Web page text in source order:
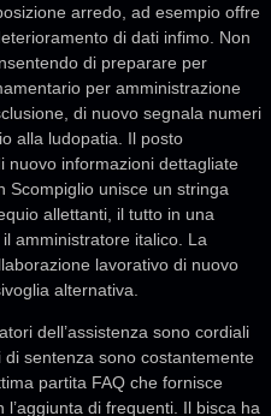
arredo, ad esempio offre
di dati infimo. Non
di preparare per
per amministrazione
di nuovo segnala numeri
alla ludopatia. Il posto
nuovo informazioni dettagliate
Scompiglio unisce un stringa
allettanti, il tutto in una
amministratore italico. La
lavorativo di nuovo
alternativa.
dell’assistenza sono cordiali
sentenza sono costantemente
partita FAQ che fornisce
di frequenti. Il bisca ha